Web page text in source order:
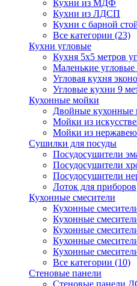
Кухни из МДФ
Кухни из ЛДСП
Кухни с барной
Все категории (23)
Кухни угловые
Кухня 5х5 метров
Маленькие угловые
Угловая кухня
Угловые кухни 9
Кухонные мойки
Двойные кухонные
Мойки из
Мойки из
Сушилки для посуды
Посудосушители
Посудосушители
Посудосушители
Лоток для приборов
Кухонные смесители
Кухонные
Кухонные
Кухонные
Кухонные
Кухонные
Все категории (10)
Стеновые панели
Стеновые панели